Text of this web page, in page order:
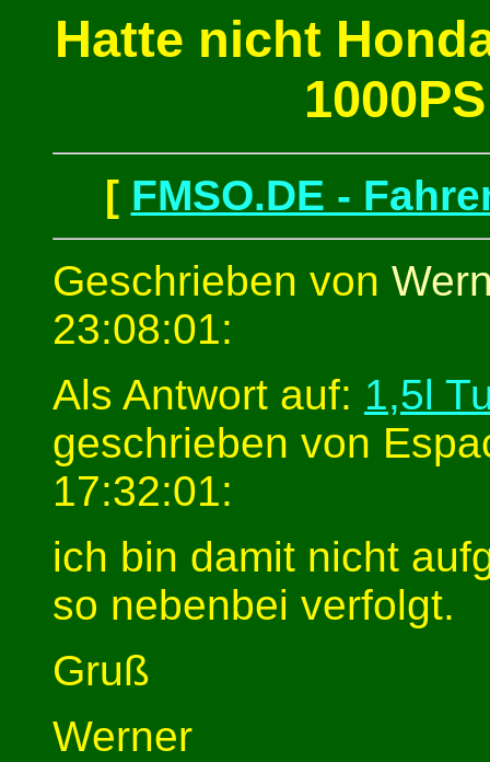
Hatte nicht
[ FMSO.DE -
Geschrieben von
23:08:01:
Als Antwort auf: 1,5l
geschrieben von
17:32:01:
ich bin damit nicht
so nebenbei verfolgt.
Gruß
Werner